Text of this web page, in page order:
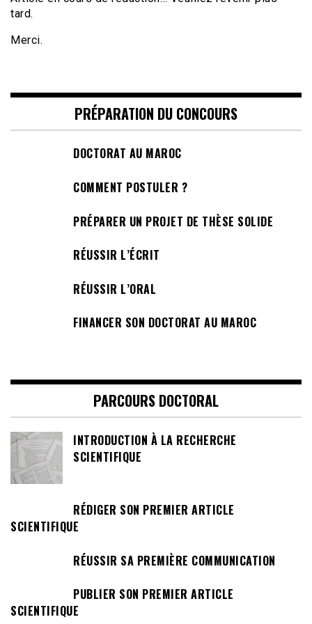
tard.
Merci.
PRÉPARATION DU CONCOURS
DOCTORAT AU MAROC
COMMENT POSTULER ?
PRÉPARER UN PROJET DE THÈSE SOLIDE
RÉUSSIR L’ÉCRIT
RÉUSSIR L’ORAL
FINANCER SON DOCTORAT AU MAROC
PARCOURS DOCTORAL
INTRODUCTION À LA RECHERCHE
SCIENTIFIQUE
RÉDIGER SON PREMIER ARTICLE
SCIENTIFIQUE
RÉUSSIR SA PREMIÈRE COMMUNICATION
PUBLIER SON PREMIER ARTICLE
SCIENTIFIQUE